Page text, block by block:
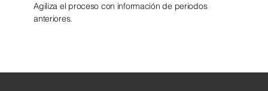
Agiliza el proceso con información de periodos
anteriores.​